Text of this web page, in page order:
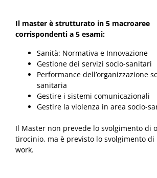
Il master è strutturato in 5 macroaree
corrispondenti a 5 esami:
Sanità: Normativa e Innovazione
Gestione dei servizi socio-sanitari
Performance dell’organizzazione
sanitaria
Gestire i sistemi comunicazionali
Gestire la violenza in area socio-
Il Master non prevede lo svolgimento di
tirocinio, ma è previsto lo svolgimento
work.